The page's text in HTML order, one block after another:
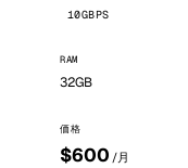
10GBPS
RAM
32GB
価格
$600 /月